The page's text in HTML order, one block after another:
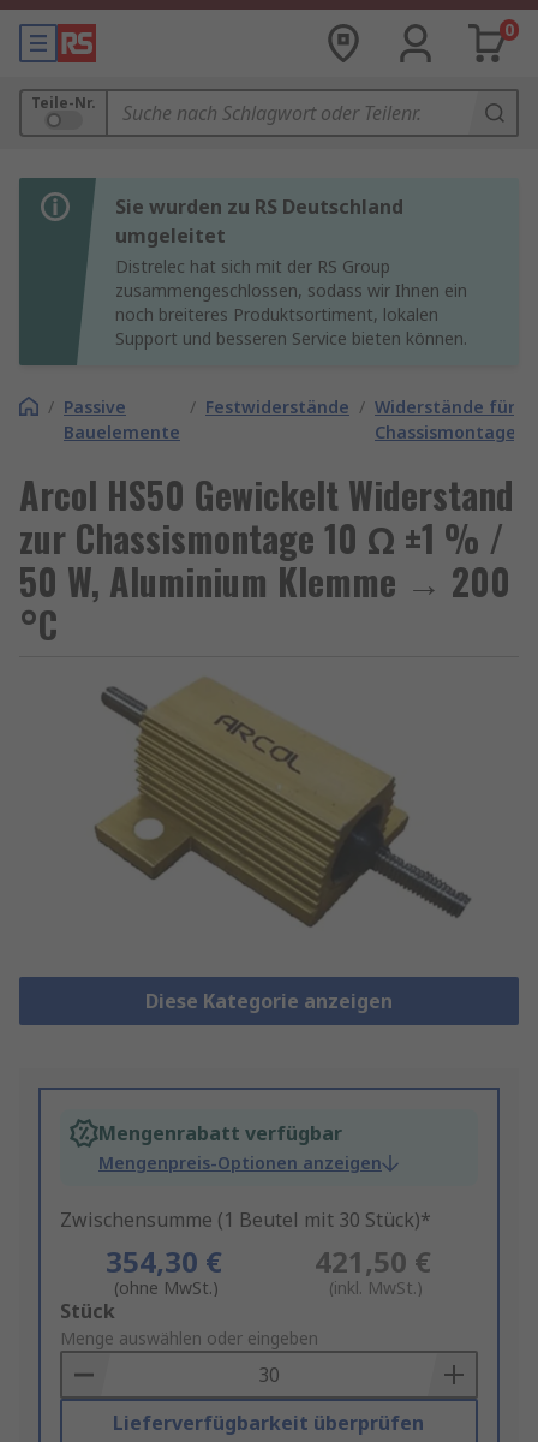
0
Teile-Nr.
Sie wurden zu RS Deutschland
umgeleitet
Distrelec hat sich mit der RS Group
zusammengeschlossen, sodass wir Ihnen ein
noch breiteres Produktsortiment, lokalen
Support und besseren Service bieten können.
/ Passive
Bauelemente
/ Festwiderstände / Widerstände für
Chassismontage
Arcol HS50 Gewickelt Widerstand
zur Chassismontage 10 Ω ±1 % /
50 W, Aluminium Klemme → 200
°C
Diese Kategorie anzeigen
Mengenrabatt verfügbar
Mengenpreis-Optionen anzeigen
Zwischensumme (1 Beutel mit 30 Stück)*
354,30 €
(ohne MwSt.)
421,50 €
(inkl. MwSt.)
Add
to
Basket
Stück
Menge auswählen oder eingeben
Lieferverfügbarkeit überprüfen